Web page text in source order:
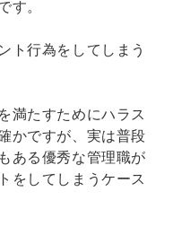
。
ト行為をしてしまう
満たすためにハラス
かですが、実は普段
ある優秀な管理職が
をしてしまうケース